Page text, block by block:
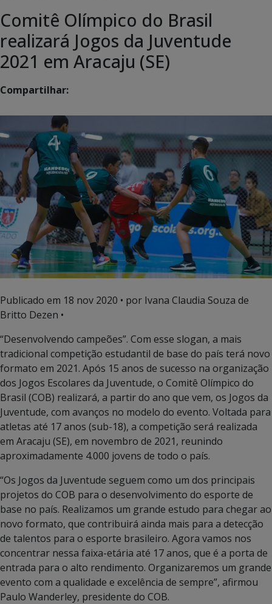
Comitê Olímpico do Brasil
realizará Jogos da Juventude
2021 em Aracaju (SE)
Compartilhar:
Publicado em 18 nov 2020 • por Ivana Claudia Souza de
Britto Dezen •
“Desenvolvendo campeões”. Com esse slogan, a mais
tradicional competição estudantil de base do país terá novo
formato em 2021. Após 15 anos de sucesso na organização
dos Jogos Escolares da Juventude, o Comitê Olímpico do
Brasil (COB) realizará, a partir do ano que vem, os Jogos da
Juventude, com avanços no modelo do evento. Voltada para
atletas até 17 anos (sub-18), a competição será realizada
em Aracaju (SE), em novembro de 2021, reunindo
aproximadamente 4.000 jovens de todo o país.
“Os Jogos da Juventude seguem como um dos principais
projetos do COB para o desenvolvimento do esporte de
base no país. Realizamos um grande estudo para chegar ao
novo formato, que contribuirá ainda mais para a detecção
de talentos para o esporte brasileiro. Agora vamos nos
concentrar nessa faixa-etária até 17 anos, que é a porta de
entrada para o alto rendimento. Organizaremos um grande
evento com a qualidade e excelência de sempre”, afirmou
Paulo Wanderley, presidente do COB.